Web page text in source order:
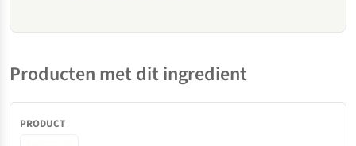
Producten met dit ingredient